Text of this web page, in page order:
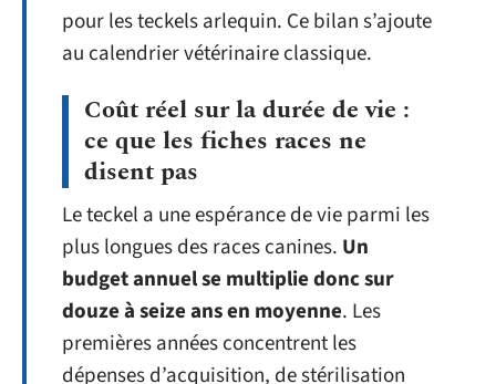
pour les teckels arlequin. Ce bilan s’ajoute
au calendrier vétérinaire classique.
Coût réel sur la durée de vie :
ce que les fiches races ne
disent pas
Le teckel a une espérance de vie parmi les
plus longues des races canines. Un
budget annuel se multiplie donc sur
douze à seize ans en moyenne. Les
premières années concentrent les
dépenses d’acquisition, de stérilisation